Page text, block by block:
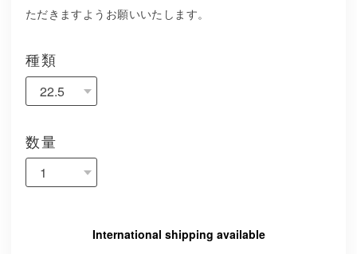
ただきますようお願いいたします。
種類
数量
International shipping available